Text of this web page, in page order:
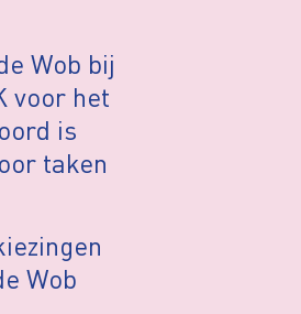
Wob bij
voor het
is
taken
Wob